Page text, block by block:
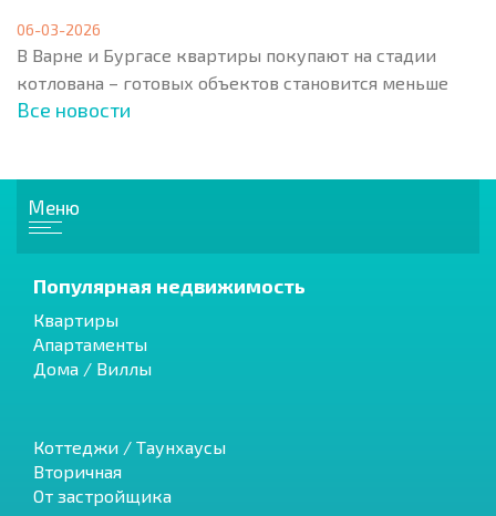
06-03-2026
В Варне и Бургасе квартиры покупают на стадии
котлована – готовых объектов становится меньше
Все новости
Меню
Популярная недвижимость
Квартиры
Апартаменты
Дома / Виллы
Коттеджи / Таунхаусы
Вторичная
От застройщика